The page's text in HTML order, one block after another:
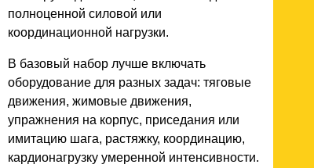
полноценной силовой или
координационной нагрузки.
В базовый набор лучше включать
оборудование для разных задач: тяговые
движения, жимовые движения,
упражнения на корпус, приседания или
имитацию шага, растяжку, координацию,
кардионагрузку умеренной интенсивности.